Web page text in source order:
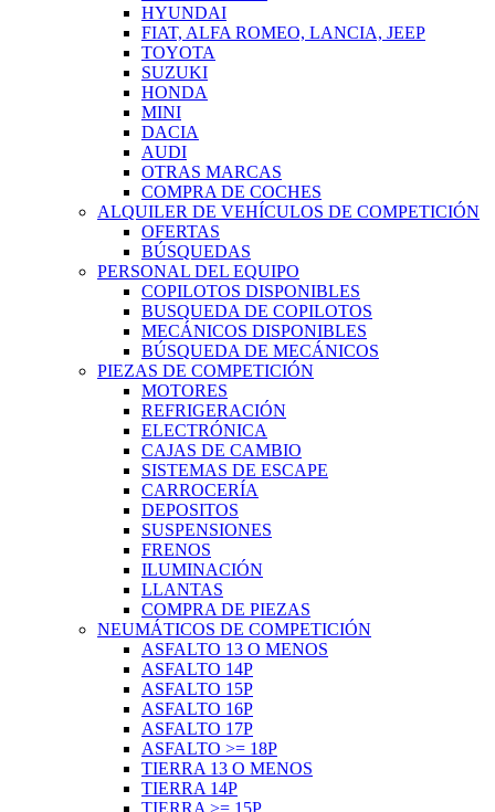
HYUNDAI
FIAT, ALFA ROMEO, LANCIA, JEEP
TOYOTA
SUZUKI
HONDA
MINI
DACIA
AUDI
OTRAS MARCAS
COMPRA DE COCHES
ALQUILER DE VEHÍCULOS DE COMPETICIÓN
OFERTAS
BÚSQUEDAS
PERSONAL DEL EQUIPO
COPILOTOS DISPONIBLES
BUSQUEDA DE COPILOTOS
MECÁNICOS DISPONIBLES
BÚSQUEDA DE MECÁNICOS
PIEZAS DE COMPETICIÓN
MOTORES
REFRIGERACIÓN
ELECTRÓNICA
CAJAS DE CAMBIO
SISTEMAS DE ESCAPE
CARROCERÍA
DEPOSITOS
SUSPENSIONES
FRENOS
ILUMINACIÓN
LLANTAS
COMPRA DE PIEZAS
NEUMÁTICOS DE COMPETICIÓN
ASFALTO 13 O MENOS
ASFALTO 14P
ASFALTO 15P
ASFALTO 16P
ASFALTO 17P
ASFALTO >= 18P
TIERRA 13 O MENOS
TIERRA 14P
TIERRA >= 15P